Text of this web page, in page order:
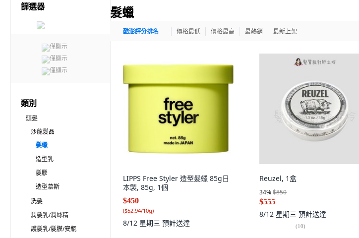
篩選器
僅顯示
僅顯示
僅顯示
類別
頭髮
沙龍髮品
髮蠟
造型乳
髮膠
造型慕斯
洗髮
潤髮乳/潤絲精
護髮乳/髮膜/安瓶
髮蠟
酷澎評分排名 價格最低 價格最高 最熱銷 最新上架
LIPPS Free Styler 造型髮蠟 85g日
本製, 85g, 1個
$450
($52.94/10g)
8/12 星期三 預計送達
Reuzel, 1盒
34%$850
$555
8/12 星期三 預計送達
(10)